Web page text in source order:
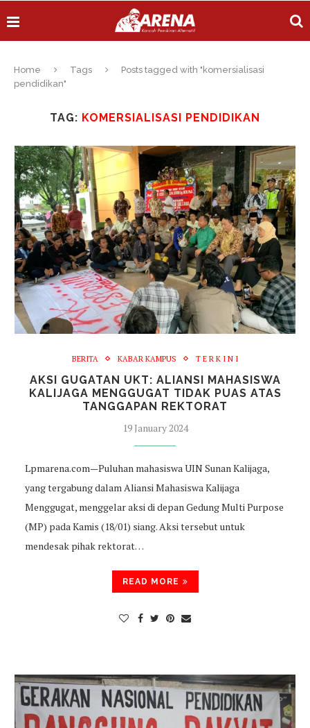
Home Tags
Posts tagged with "komersialisasi
pendidikan"
TAG: KOMERSIALISASI PENDIDIKAN
BERITA KABAR KAMPUS T E R K I N I
AKSI GUGATAN UKT: ALIANSI MAHASISWA
KALIJAGA MENGGUGAT TIDAK PUAS ATAS
TANGGAPAN REKTORAT
19 January 2024
Lpmarena.com—Puluhan mahasiswa UIN Sunan Kalijaga,
yang tergabung dalam Aliansi Mahasiswa Kalijaga
Menggugat, menggelar aksi di depan Gedung Multi Purpose
(MP) pada Kamis (18/01) siang. Aksi tersebut untuk
mendesak pihak rektorat…
READ MORE